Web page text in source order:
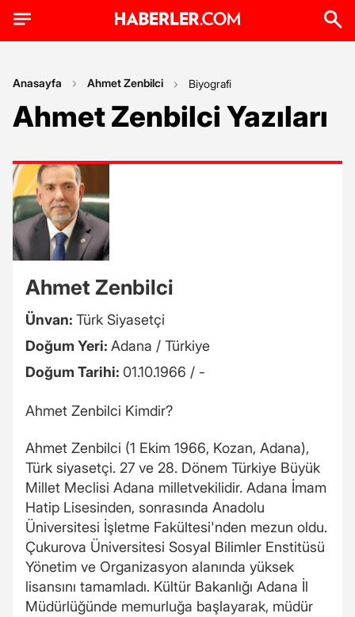
Anasayfa Ahmet Zenbilci Biyografi
Ahmet Zenbilci Yazıları
Ahmet Zenbilci
Ünvan: Türk Siyasetçi
Doğum Yeri: Adana / Türkiye
Doğum Tarihi: 01.10.1966 / -
Ahmet Zenbilci Kimdir?
Ahmet Zenbilci (1 Ekim 1966, Kozan, Adana),
Türk siyasetçi. 27 ve 28. Dönem Türkiye Büyük
Millet Meclisi Adana milletvekilidir. Adana İmam
Hatip Lisesinden, sonrasında Anadolu
Üniversitesi İşletme Fakültesi'nden mezun oldu.
Çukurova Üniversitesi Sosyal Bilimler Enstitüsü
Yönetim ve Organizasyon alanında yüksek
lisansını tamamladı. Kültür Bakanlığı Adana İl
Müdürlüğünde memurluğa başlayarak, müdür